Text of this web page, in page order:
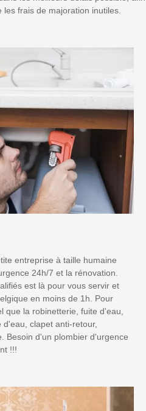
frais de majoration inutiles.
entreprise à taille humaine
24h/7 et la rénovation.
est là pour vous servir et
en moins de 1h. Pour
que la robinetterie, fuite d'eau,
clapet anti-retour,
Besoin d'un plombier d'urgence
!!!